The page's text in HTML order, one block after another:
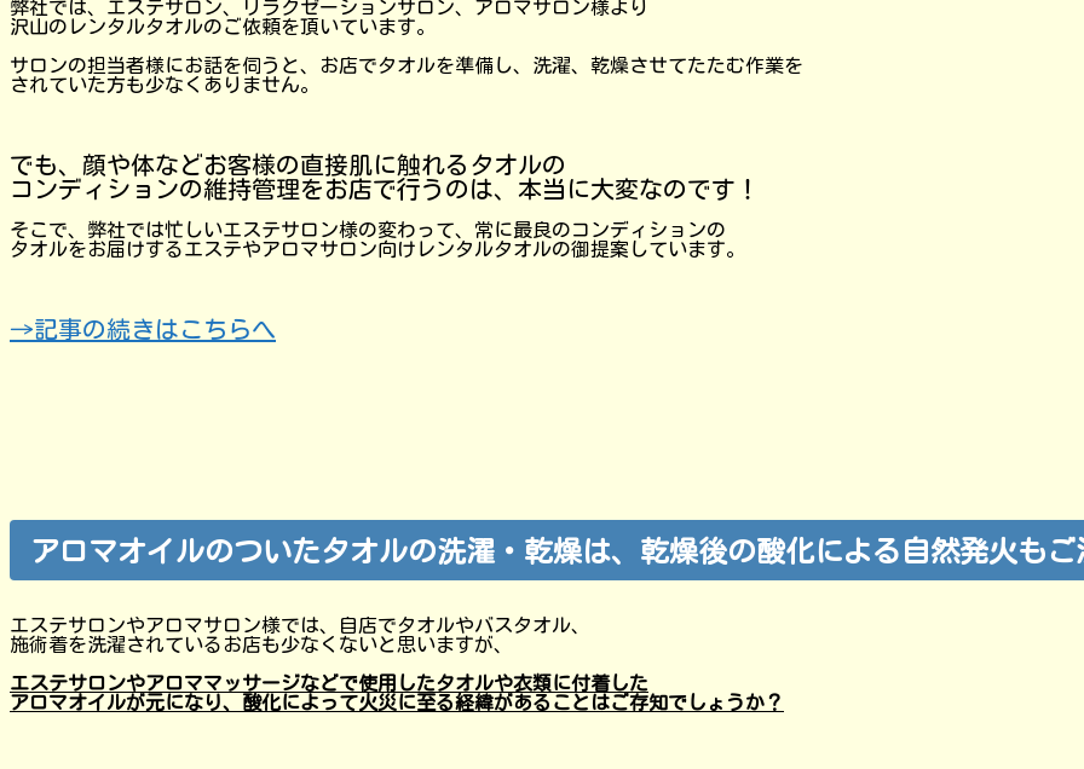
弊社では、エステサロン、リラクゼーションサロン、アロマサロン様より
沢山のレンタルタオルのご依頼を頂いています。
サロンの担当者様にお話を伺うと、お店でタオルを準備し、洗濯、乾燥させてたたむ作業を
されていた方も少なくありません。
でも、顔や体などお客様の直接肌に触れるタオルの
コンディションの維持管理をお店で行うのは、本当に大変なのです！
そこで、弊社では忙しいエステサロン様の変わって、常に最良のコンディションの
タオルをお届けするエステやアロマサロン向けレンタルタオルの御提案しています。
→記事の続きはこちらへ
アロマオイルのついたタオルの洗濯・乾燥は、乾燥後の酸化による自然発火も
エステサロンやアロマサロン様では、自店でタオルやバスタオル、
施術着を洗濯されているお店も少なくないと思いますが、
エステサロンやアロママッサージなどで使用したタオルや衣類に付着した
アロマオイルが元になり、酸化によって火災に至る経緯があることはご存知でしょうか？